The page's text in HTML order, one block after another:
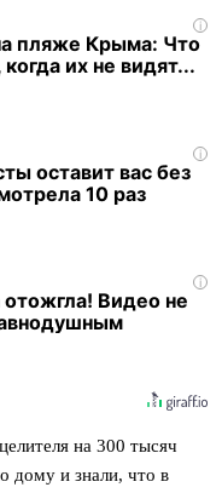
i
пляже Крыма: Что
их не видят...
i
оставит вас без
10 раз
i
отожгла! Видео не
на 300 тысяч
дому и знали, что в